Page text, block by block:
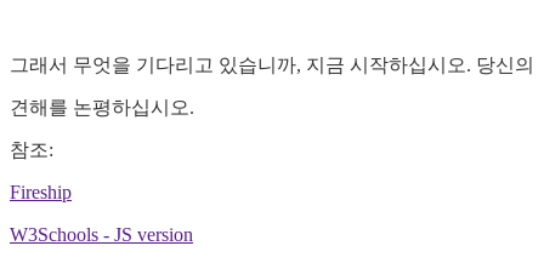
그래서 무엇을 기다리고 있습니까, 지금 시작하십시오. 당신의
견해를 논평하십시오.
참조:
Fireship
W3Schools - JS version